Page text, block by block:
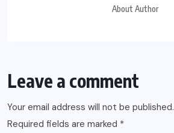
About Author
Leave a comment
Your email address will not be published.
Required fields are marked *